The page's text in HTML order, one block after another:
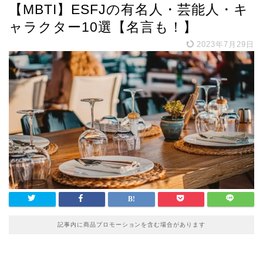
【MBTI】ESFJの有名人・芸能人・キ
ャラクター10選【名言も！】
2023年7月29日
記事内に商品プロモーションを含む場合があります